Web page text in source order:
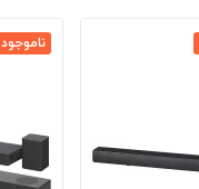
ناموجود